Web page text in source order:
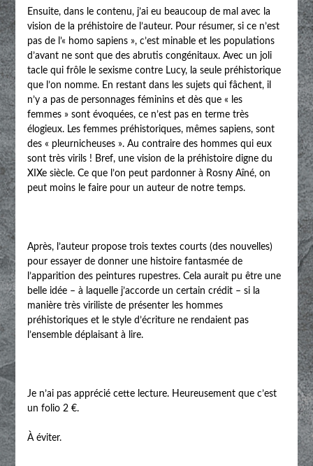
Ensuite, dans le contenu, j’ai eu beaucoup de mal avec la
vision de la préhistoire de l’auteur. Pour résumer, si ce n’est
pas de l’« homo sapiens », c’est minable et les populations
d’avant ne sont que des abrutis congénitaux. Avec un joli
tacle qui frôle le sexisme contre Lucy, la seule préhistorique
que l’on nomme. En restant dans les sujets qui fâchent, il
n’y a pas de personnages féminins et dès que « les
femmes » sont évoquées, ce n’est pas en terme très
élogieux. Les femmes préhistoriques, mêmes sapiens, sont
des « pleurnicheuses ». Au contraire des hommes qui eux
sont très virils ! Bref, une vision de la préhistoire digne du
XIXe siècle. Ce que l’on peut pardonner à Rosny Aîné, on
peut moins le faire pour un auteur de notre temps.
Après, l’auteur propose trois textes courts (des nouvelles)
pour essayer de donner une histoire fantasmée de
l’apparition des peintures rupestres. Cela aurait pu être une
belle idée – à laquelle j’accorde un certain crédit – si la
manière très viriliste de présenter les hommes
préhistoriques et le style d’écriture ne rendaient pas
l’ensemble déplaisant à lire.
Je n’ai pas apprécié cette lecture. Heureusement que c’est
un folio 2 €.
À éviter.